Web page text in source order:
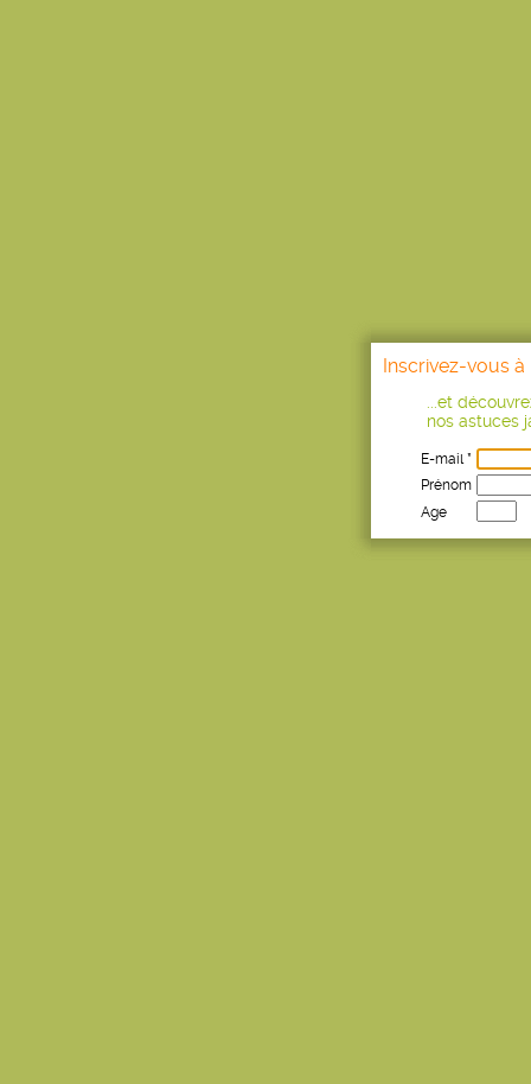
Inscrivez-vous
...et
nos astuces
E-mail *
Prénom
Age